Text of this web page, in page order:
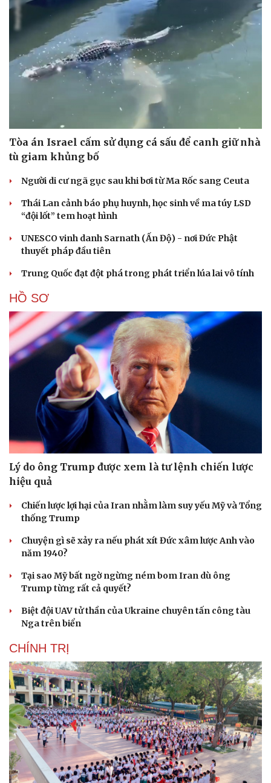
Tòa án Israel cấm sử dụng cá sấu để canh giữ nhà
tù giam khủng bố
Người di cư ngã gục sau khi bơi từ Ma Rốc sang Ceuta
Thái Lan cảnh báo phụ huynh, học sinh về ma túy LSD
“đội lốt” tem hoạt hình
UNESCO vinh danh Sarnath (Ấn Độ) - nơi Đức Phật
thuyết pháp đầu tiên
Trung Quốc đạt đột phá trong phát triển lúa lai vô tính
HỒ SƠ
Lý do ông Trump được xem là tư lệnh chiến lược
hiệu quả
Chiến lược lợi hại của Iran nhằm làm suy yếu Mỹ và Tổng
thống Trump
Chuyện gì sẽ xảy ra nếu phát xít Đức xâm lược Anh vào
năm 1940?
Tại sao Mỹ bất ngờ ngừng ném bom Iran dù ông
Trump từng rất cả quyết?
Biệt đội UAV tử thần của Ukraine chuyên tấn công tàu
Nga trên biển
CHÍNH TRỊ